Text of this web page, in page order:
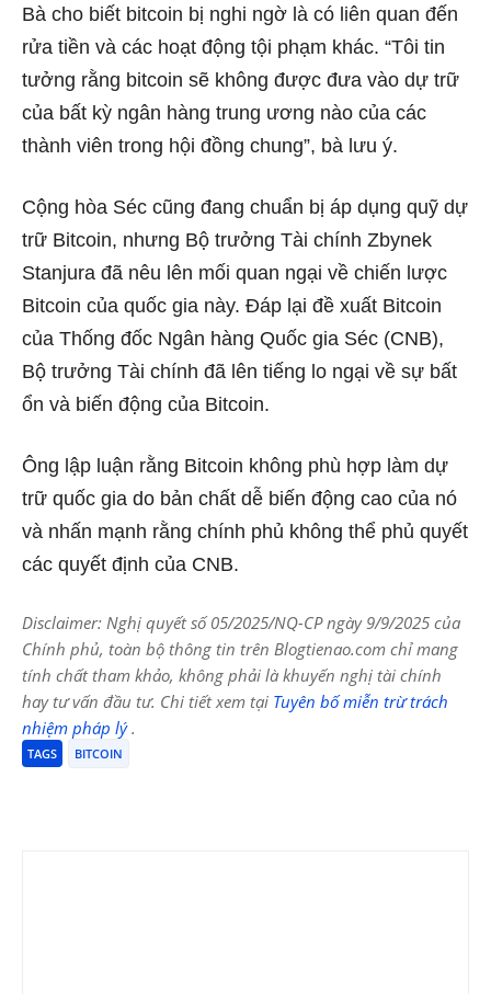
Bà cho biết bitcoin bị nghi ngờ là có liên quan đến
rửa tiền và các hoạt động tội phạm khác. “Tôi tin
tưởng rằng bitcoin sẽ không được đưa vào dự trữ
của bất kỳ ngân hàng trung ương nào của các
thành viên trong hội đồng chung”, bà lưu ý.
Cộng hòa Séc cũng đang chuẩn bị áp dụng quỹ dự
trữ Bitcoin, nhưng Bộ trưởng Tài chính Zbynek
Stanjura đã nêu lên mối quan ngại về chiến lược
Bitcoin của quốc gia này. Đáp lại đề xuất Bitcoin
của Thống đốc Ngân hàng Quốc gia Séc (CNB),
Bộ trưởng Tài chính đã lên tiếng lo ngại về sự bất
ổn và biến động của Bitcoin.
Ông lập luận rằng Bitcoin không phù hợp làm dự
trữ quốc gia do bản chất dễ biến động cao của nó
và nhấn mạnh rằng chính phủ không thể phủ quyết
các quyết định của CNB.
Disclaimer: Nghị quyết số 05/2025/NQ-CP ngày 9/9/2025 của
Chính phủ, toàn bộ thông tin trên Blogtienao.com chỉ mang
tính chất tham khảo, không phải là khuyến nghị tài chính
hay tư vấn đầu tư. Chi tiết xem tại Tuyên bố miễn trừ trách
nhiệm pháp lý.
TAGS BITCOIN